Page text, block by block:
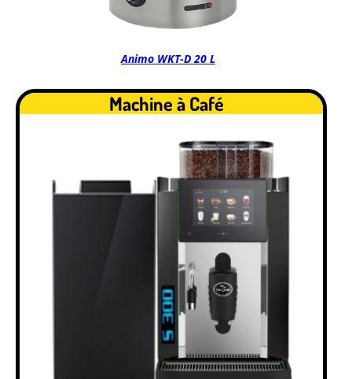
Animo WKT-D 20 L
Machine à Café